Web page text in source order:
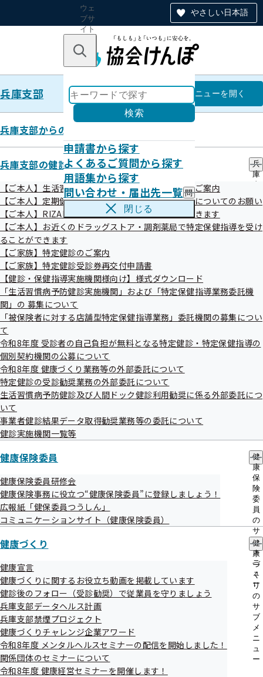
やさしい日本語
ウェ
ブサ
イト
のナ
ン
キーワードで探す
検索
申請書から探す
よくあるご質問から探す
用語集から探す
問い合わせ・届出先一覧 問
い
わ
先
一
覧
サ
メ
閉じる
兵庫支部 兵庫支部
メニューを開く
兵庫支部からのお知らせ
兵庫支部の健診・保健指導のご案内
兵
庫
の
診
の
内
サ
ー
【ご本人】生活習慣病予防健診・人間ドック健診のご案内
【ご本人】定期健康診断（事業者健診）結果の提供についてのお願い
【ご本人】RIZAPで特定保健指導を受けることができます
【ご本人】お近くのドラッグストア・調剤薬局で特定保健指導を受け
ることができます
【ご家族】特定健診のご案内
【ご家族】特定健診受診券再交付申請書
【健診・保健指導実施機関様向け】様式ダウンロード
「生活習慣病予防健診実施機関」および「特定保健指導業務委託機
関」の 募集について
「被保険者に対する店舗型特定保健指導業務」委託機関の募集につい
て
令和8年度 受診者の自己負担が無料となる特定健診・特定保健指導の
個別契約機関の公募について
令和8年度 健康づくり業務等の外部委託について
特定健診の受診勧奨業務の外部委託について
生活習慣病予防健診及び人間ドック健診利用勧奨に係る外部委託につ
いて
事業者健診結果データ取得勧奨業務等の委託について
健診実施機関一覧等
健康保険委員
健
康
保
険
委
員
の
サ
ブ
メ
ニ
ュ
ー
健康保険委員研修会
健康保険事務に役立つ“健康保険委員”に登録しましょう！
広報紙「健保委員つうしん」
コミュニケーションサイト（健康保険委員）
健康づくり
健
康
づ
く
り
の
サ
ブ
メ
ニ
ュ
ー
健康宣言
健康づくりに関するお役立ち動画を掲載しています
健診後のフォロー（受診勧奨）で従業員を守りましょう
兵庫支部データヘルス計画
兵庫支部禁煙プロジェクト
健康づくりチャレンジ企業アワード
令和8年度 メンタルヘルスセミナーの配信を開始しました！
関係団体のセミナーについて
令和8年度 健康経営セミナーを開催します！
令和07年07月
お知らせ
令和07年07月31日
令和7年台風第8号に伴う災害
災害情報
令和07年07月31日
事務処理誤りについて
令和07年07月23日
第136回全国健康保険協会運営委員会の資料を掲載しました
令和07年07月18日
協会けんぽ等を装った不審なメール・電話にご注意ください
令和07年07月16日
マイナンバーカードの電子証明書の有効期限切れにご注意く
ださい。有効期限が切れた場合、資格確認書を送付していま
す。
第136回全国健康保険協会運営委員会を開催します
令和07年07月14日
令和7年度 第1回兵庫支部評議会を開催いたしました
令和07年07月09日
令和7年6月より自動音声案内番号を変更しました